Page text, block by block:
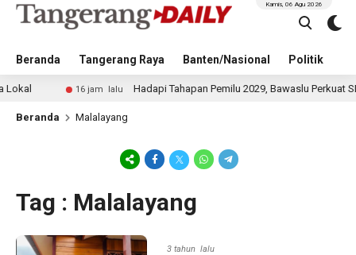
Beranda Tangerang Raya Banten/Nasional Politik
Kamis, 06 Agu 2026
16 jam lalu Hadapi Tahapan Pemilu 2029, Bawaslu Perkuat SDM
Beranda Malalayang
Tag : Malalayang
3 tahun lalu